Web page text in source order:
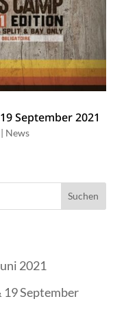
September 2021
| News
Suchen
2021
19 September